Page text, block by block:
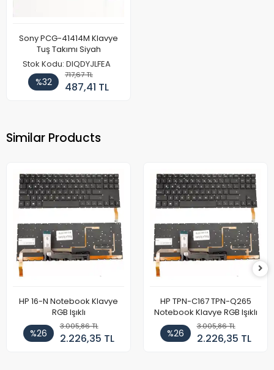
Sony PCG-41414M Klavye
Tuş Takımı Siyah
Stok Kodu: DIQDYJLFEA
%32
717,67 TL
487,41 TL
Similar Products
HP 16-N Notebook Klavye
RGB Işıklı
%26
3.005,86 TL
2.226,35 TL
HP TPN-C167 TPN-Q265
Notebook Klavye RGB Işıklı
%26
3.005,86 TL
2.226,35 TL